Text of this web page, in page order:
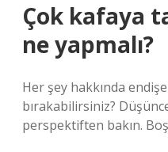
Çok kafaya
ne yapmalı?
Her şey hakkında
bırakabilirsiniz?
perspektiften bakın. Boş